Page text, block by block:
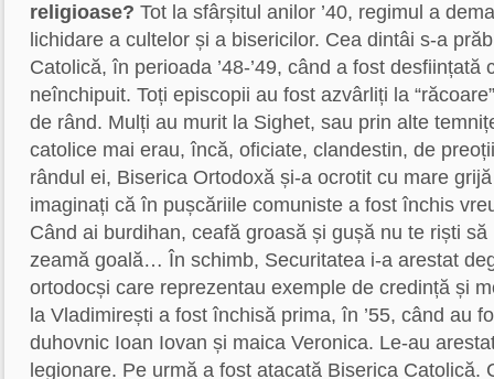
religioase? Tot la sfârșitul anilor ’40, regimul a
lichidare a cultelor și a bisericilor. Cea dintâi s-a
Catolică, în perioada ’48-’49, când a fost desființată
neînchipuit. Toți episcopii au fost azvârliți la
de rând. Mulți au murit la Sighet, sau prin alte
catolice mai erau, încă, oficiate, clandestin, de
rândul ei, Biserica Ortodoxă și-a ocrotit cu mare
imaginați că în pușcăriile comuniste a fost închis
Când ai burdihan, ceafă groasă și gușă nu te riști
zeamă goală… În schimb, Securitatea i-a arestat
ortodocși care reprezentau exemple de credință și
la Vladimirești a fost închisă prima, în ’55, când au
duhovnic Ioan Iovan și maica Veronica. Le-au
legionare. Pe urmă a fost atacată Biserica Catolică.